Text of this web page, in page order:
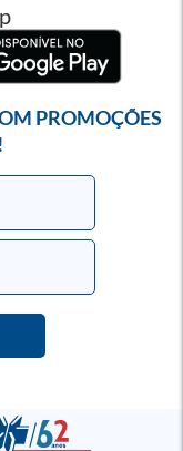
PROMOÇÕES